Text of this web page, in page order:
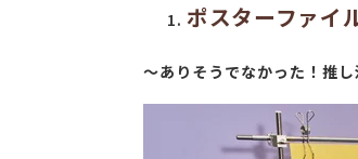
ポスターファイ
～ありそうでなかった！推